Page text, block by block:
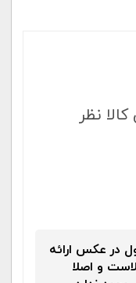
نظر
در عکس ارائه
و اصلا